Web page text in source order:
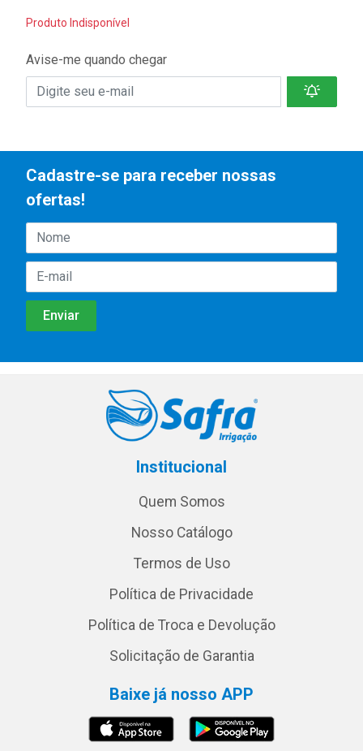
Produto Indisponível
Avise-me quando chegar
Cadastre-se para receber nossas
ofertas!
Institucional
Quem Somos
Nosso Catálogo
Termos de Uso
Política de Privacidade
Política de Troca e Devolução
Solicitação de Garantia
Baixe já nosso APP